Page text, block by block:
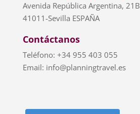
Avenida República Argentina, 21B
41011-Sevilla ESPAÑA
Contáctanos
Teléfono: +34 955 403 055
Email: info@planningtravel.es